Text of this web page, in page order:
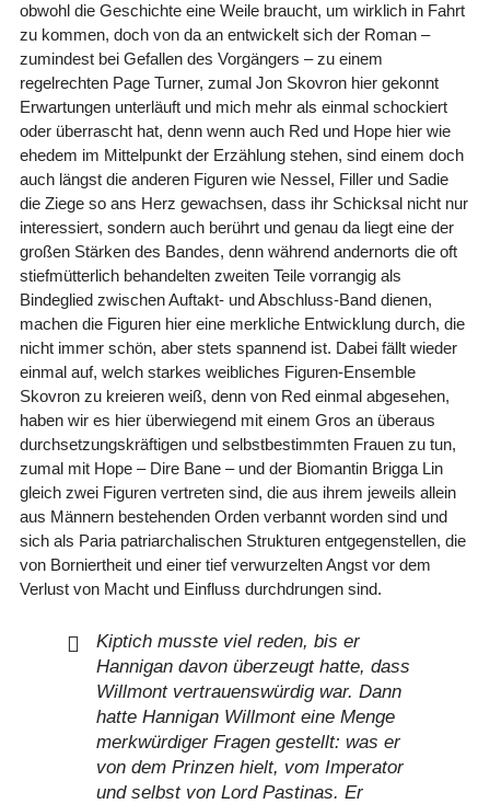
obwohl die Geschichte eine Weile braucht, um wirklich in Fahrt
zu kommen, doch von da an entwickelt sich der Roman –
zumindest bei Gefallen des Vorgängers – zu einem
regelrechten Page Turner, zumal Jon Skovron hier gekonnt
Erwartungen unterläuft und mich mehr als einmal schockiert
oder überrascht hat, denn wenn auch Red und Hope hier wie
ehedem im Mittelpunkt der Erzählung stehen, sind einem doch
auch längst die anderen Figuren wie Nessel, Filler und Sadie
die Ziege so ans Herz gewachsen, dass ihr Schicksal nicht nur
interessiert, sondern auch berührt und genau da liegt eine der
großen Stärken des Bandes, denn während andernorts die oft
stiefmütterlich behandelten zweiten Teile vorrangig als
Bindeglied zwischen Auftakt- und Abschluss-Band dienen,
machen die Figuren hier eine merkliche Entwicklung durch, die
nicht immer schön, aber stets spannend ist. Dabei fällt wieder
einmal auf, welch starkes weibliches Figuren-Ensemble
Skovron zu kreieren weiß, denn von Red einmal abgesehen,
haben wir es hier überwiegend mit einem Gros an überaus
durchsetzungskräftigen und selbstbestimmten Frauen zu tun,
zumal mit Hope – Dire Bane – und der Biomantin Brigga Lin
gleich zwei Figuren vertreten sind, die aus ihrem jeweils allein
aus Männern bestehenden Orden verbannt worden sind und
sich als Paria patriarchalischen Strukturen entgegenstellen, die
von Borniertheit und einer tief verwurzelten Angst vor dem
Verlust von Macht und Einfluss durchdrungen sind.
Kiptich musste viel reden, bis er
Hannigan davon überzeugt hatte, dass
Willmont vertrauenswürdig war. Dann
hatte Hannigan Willmont eine Menge
merkwürdiger Fragen gestellt: was er
von dem Prinzen hielt, vom Imperator
und selbst von Lord Pastinas. Er